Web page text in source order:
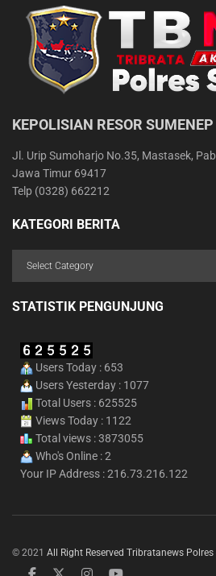
KEPOLISIAN RESOR SUMENEP
Jl. Urip Sumoharjo No.35, Mastasek,
Jawa Timur 69417
Telp (0328) 662212
KATEGORI BERITA
STATISTIK PENGUNJUNG
Users Today : 653
Users Yesterday : 1077
Total Users : 625525
Views Today : 1122
Total views : 3873055
Who's Online : 2
Your IP Address : 216.73.216.122
© 2021 All Right Reserved Tribratanews